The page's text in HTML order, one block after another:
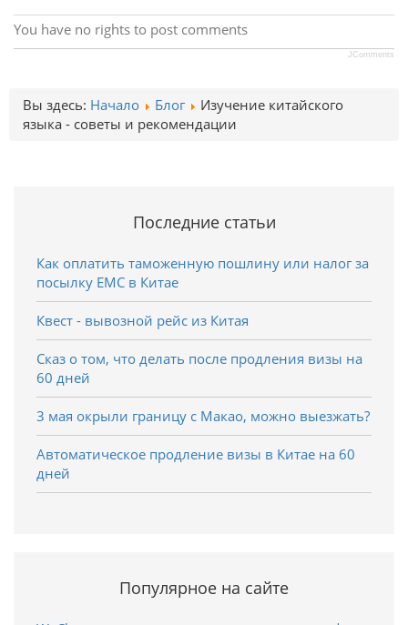
You have no rights to post comments
JComments
Вы здесь: Начало Блог
Изучение китайского
языка - советы и рекомендации
Последние статьи
Как оплатить таможенную пошлину или налог за
посылку EMC в Китае
Квест - вывозной рейс из Китая
Сказ о том, что делать после продления визы на
60 дней
3 мая окрыли границу с Макао, можно выезжать?
Автоматическое продление визы в Китае на 60
дней
Популярное на сайте